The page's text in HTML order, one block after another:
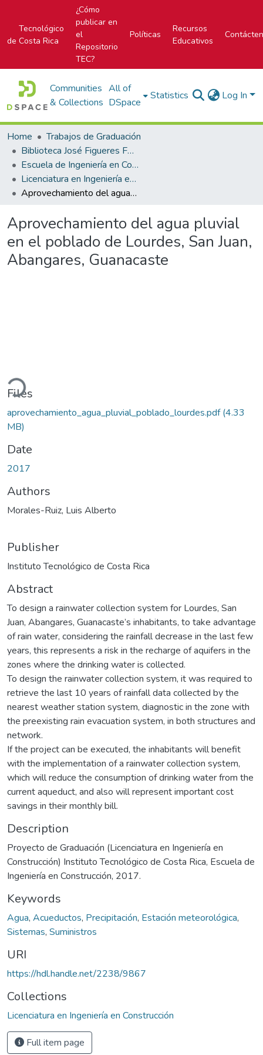
Tecnológico
de Costa Rica
¿Cómo
publicar en
el
Repositorio
TEC?
Políticas
Recursos
Educativos
Communities
& Collections
All of
DSpace
Statistics Log In
Home
Trabajos de Graduación
Biblioteca José Figueres Ferrer
Escuela de Ingeniería en Construcción
Licenciatura en Ingeniería en Construcción
Aprovechamiento del agua pluvial en el poblado de Lourdes, San Juan, Abangares, Guanacaste
Aprovechamiento del agua pluvial
en el poblado de Lourdes, San Juan,
Abangares, Guanacaste
Files
aprovechamiento_agua_pluvial_poblado_lourdes.pdf(4.33
MB)
Date
2017
Authors
Morales-Ruiz, Luis Alberto
Publisher
Instituto Tecnológico de Costa Rica
Abstract
To design a rainwater collection system for Lourdes, San
Juan, Abangares, Guanacaste’s inhabitants, to take advantage
of rain water, considering the rainfall decrease in the last few
years, this represents a risk in the recharge of aquifers in the
zones where the drinking water is collected.
To design the rainwater collection system, it was required to
retrieve the last 10 years of rainfall data collected by the
nearest weather station system, diagnostic in the zone with
the preexisting rain evacuation system, in both structures and
network.
If the project can be executed, the inhabitants will benefit
with the implementation of a rainwater collection system,
which will reduce the consumption of drinking water from the
current aqueduct, and also will represent important cost
savings in their monthly bill.
Description
Proyecto de Graduación (Licenciatura en Ingeniería en
Construcción) Instituto Tecnológico de Costa Rica, Escuela de
Ingeniería en Construcción, 2017.
Keywords
Agua, Acueductos, Precipitación, Estación meteorológica,
Sistemas, Suministros
URI
https://hdl.handle.net/2238/9867
Collections
Licenciatura en Ingeniería en Construcción
Full item page